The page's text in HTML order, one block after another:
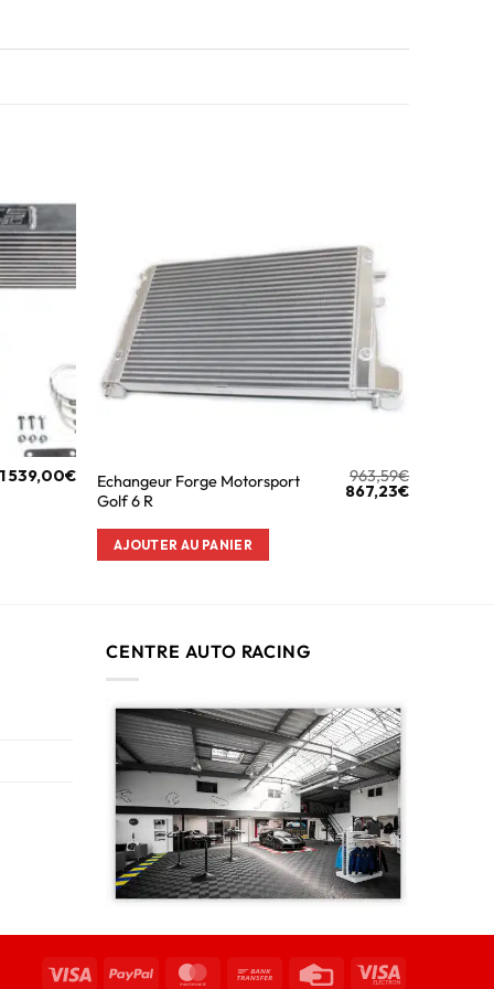
1 539,00€
Echangeur Forge Motorsport
Golf 6 R
963,59€
867,23€
AJOUTER AU PANIER
CENTRE AUTO RACING